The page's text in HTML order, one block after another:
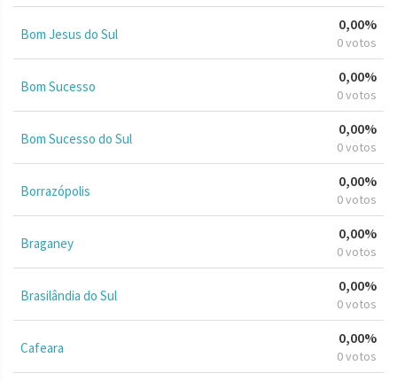
Bom Jesus do Sul
0,00%
0 votos
Bom Sucesso
0,00%
0 votos
Bom Sucesso do Sul
0,00%
0 votos
Borrazópolis
0,00%
0 votos
Braganey
0,00%
0 votos
Brasilândia do Sul
0,00%
0 votos
Cafeara
0,00%
0 votos